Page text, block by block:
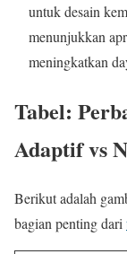
untuk desain
menunjukkan
meningkatkan
Tabel:
Adaptif vs
Berikut adalah
bagian penting dari